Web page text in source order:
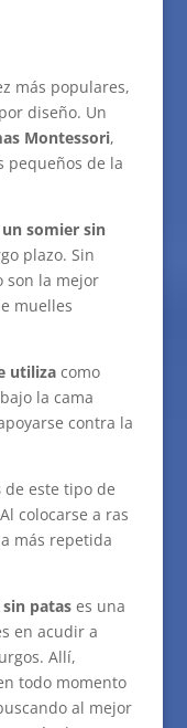
más populares,
diseño. Un
Montessori,
pequeños de la
somier sin
plazo. Sin
son la mejor
muelles
utilizacomo
la cama
contra la
de este tipo de
colocarse a ras
más repetida
patases una
en acudir a
Allí,
todo momento
al mejor